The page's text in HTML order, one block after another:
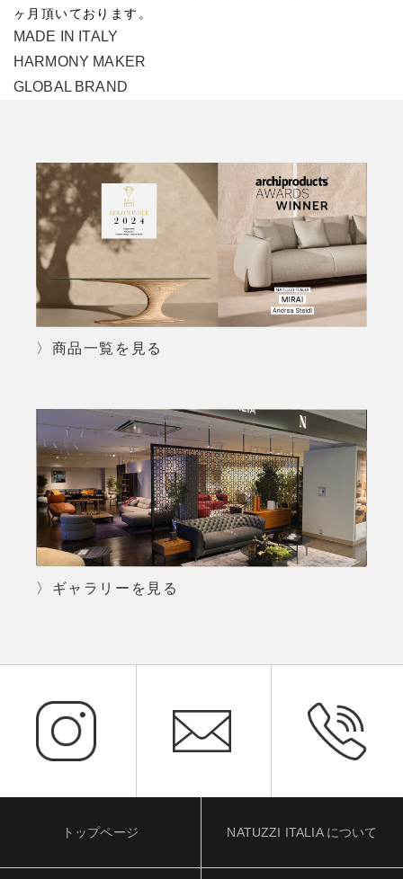
ヶ月頂いております。
MADE IN ITALY
HARMONY MAKER
GLOBAL BRAND
〉商品一覧を見る
〉ギャラリーを見る
トップページ NATUZZI ITALIA について